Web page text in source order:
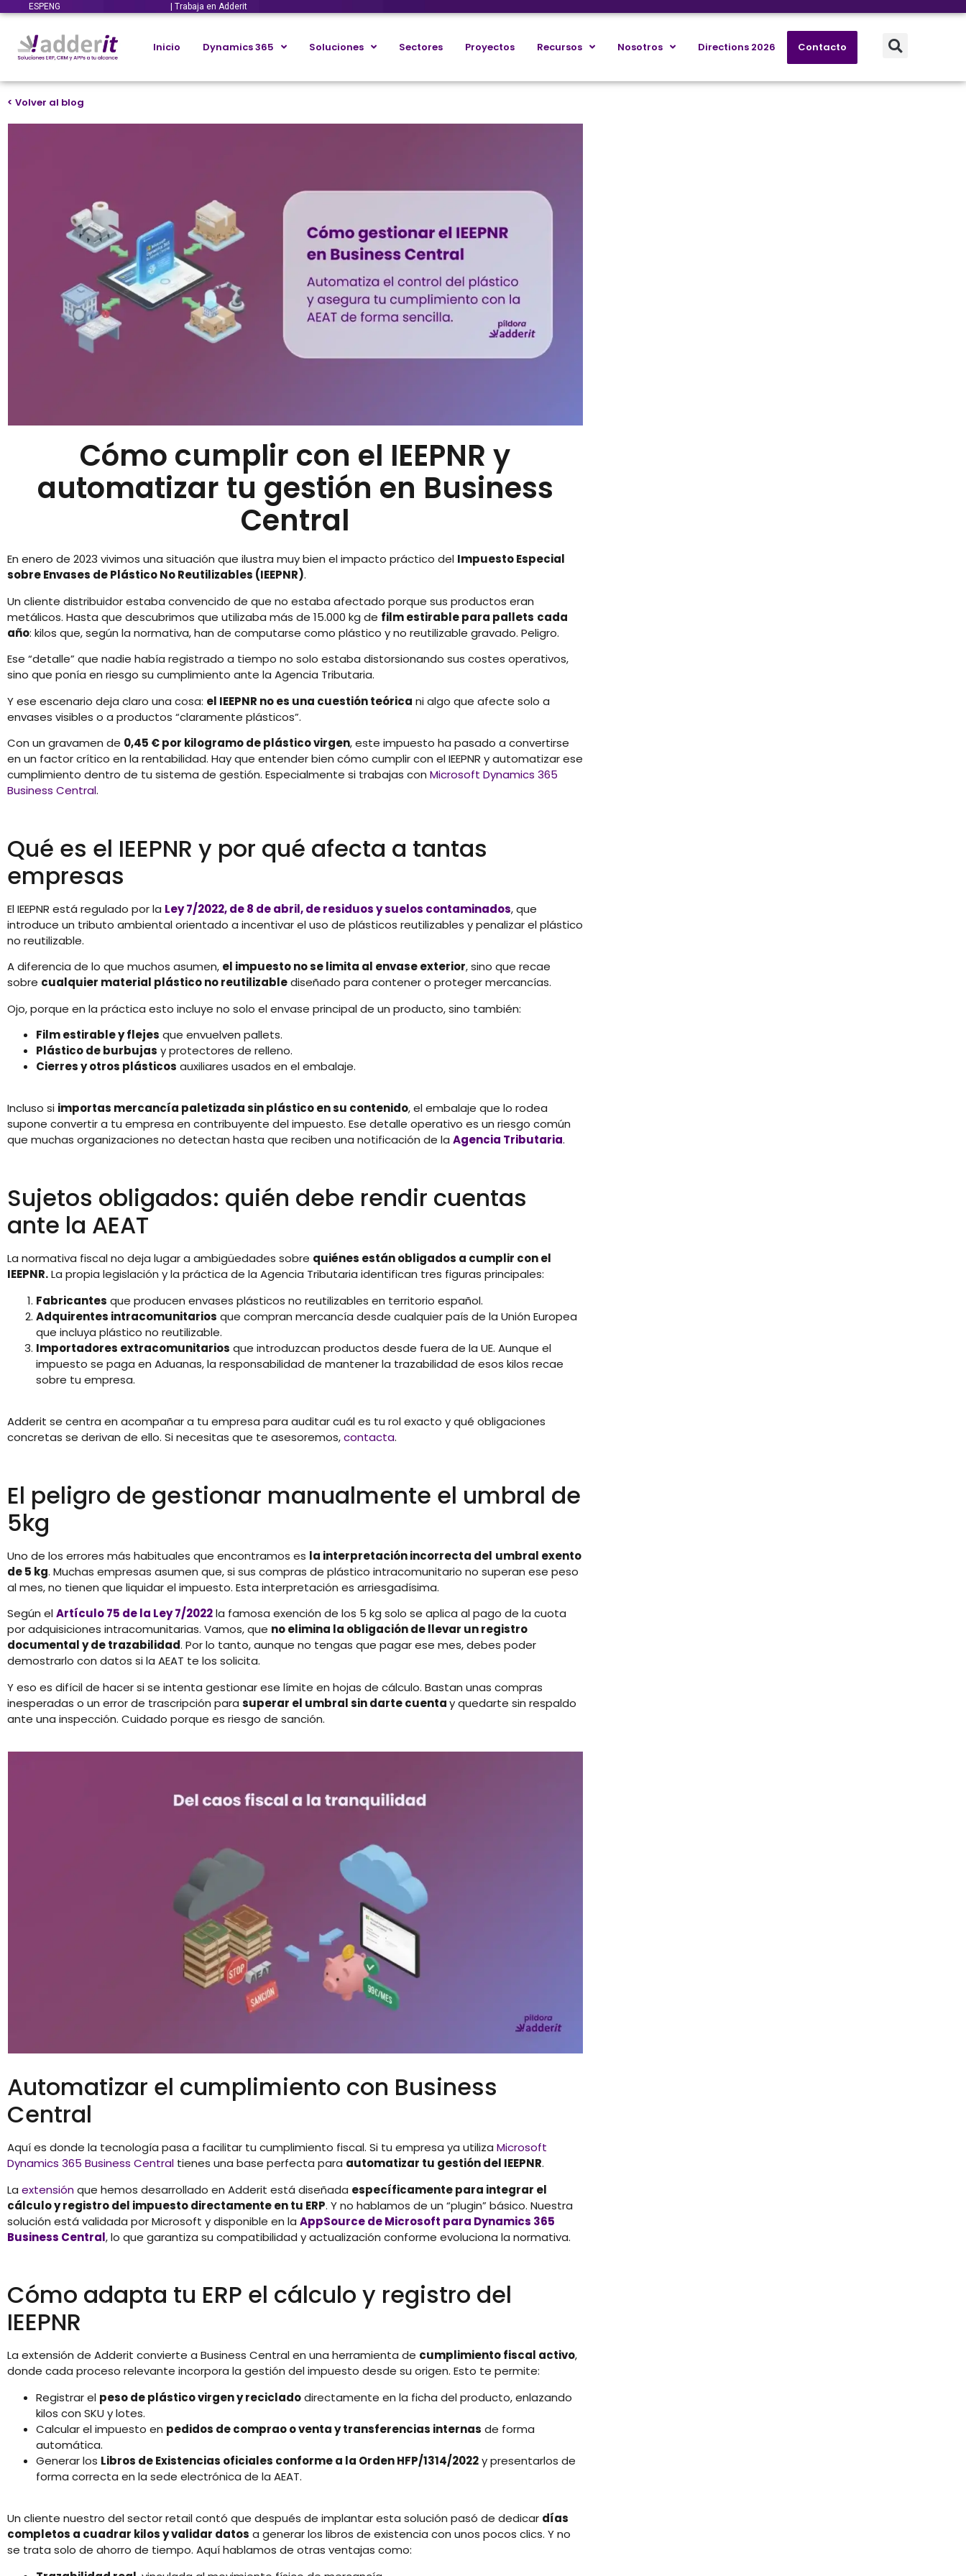
ESPENG | Trabaja en Adderit
Inicio Dynamics 365 Soluciones Sectores Proyectos Recursos Nosotros Directions 2026 Contacto
< Volver al blog
Cómo cumplir con el IEEPNR y
automatizar tu gestión en Business
Central
En enero de 2023 vivimos una situación que ilustra muy bien el impacto práctico del Impuesto Especial
sobre Envases de Plástico No Reutilizables (IEEPNR).
Un cliente distribuidor estaba convencido de que no estaba afectado porque sus productos eran
metálicos. Hasta que descubrimos que utilizaba más de 15.000 kg de film estirable para pallets cada
año: kilos que, según la normativa, han de computarse como plástico y no reutilizable gravado. Peligro.
Ese “detalle” que nadie había registrado a tiempo no solo estaba distorsionando sus costes operativos,
sino que ponía en riesgo su cumplimiento ante la Agencia Tributaria.
Y ese escenario deja claro una cosa: el IEEPNR no es una cuestión teórica ni algo que afecte solo a
envases visibles o a productos “claramente plásticos”.
Con un gravamen de 0,45 € por kilogramo de plástico virgen, este impuesto ha pasado a convertirse
en un factor crítico en la rentabilidad. Hay que entender bien cómo cumplir con el IEEPNR y automatizar ese
cumplimiento dentro de tu sistema de gestión. Especialmente si trabajas con Microsoft Dynamics 365
Business Central.
Qué es el IEEPNR y por qué afecta a tantas
empresas
El IEEPNR está regulado por la Ley 7/2022, de 8 de abril, de residuos y suelos contaminados, que
introduce un tributo ambiental orientado a incentivar el uso de plásticos reutilizables y penalizar el plástico
no reutilizable.
A diferencia de lo que muchos asumen, el impuesto no se limita al envase exterior, sino que recae
sobre cualquier material plástico no reutilizablediseñado para contener o proteger mercancías.
Ojo, porque en la práctica esto incluye no solo el envase principal de un producto, sino también:
Film estirable y flejes que envuelven pallets.
Plástico de burbujas y protectores de relleno.
Cierres y otros plásticos auxiliares usados en el embalaje.
Incluso si importas mercancía paletizada sin plástico en su contenido, el embalaje que lo rodea
supone convertir a tu empresa en contribuyente del impuesto. Ese detalle operativo es un riesgo común
que muchas organizaciones no detectan hasta que reciben una notificación de la Agencia Tributaria.
Sujetos obligados: quién debe rendir cuentas
ante la AEAT
La normativa fiscal no deja lugar a ambigüedades sobre quiénes están obligados a cumplir con el
IEEPNR.La propia legislación y la práctica de la Agencia Tributaria identifican tres figuras principales:
Fabricantes que producen envases plásticos no reutilizables en territorio español.
Adquirentes intracomunitarios que compran mercancía desde cualquier país de la Unión Europea
que incluya plástico no reutilizable.
Importadores extracomunitarios que introduzcan productos desde fuera de la UE. Aunque el
impuesto se paga en Aduanas, la responsabilidad de mantener la trazabilidad de esos kilos recae
sobre tu empresa.
Adderit se centra en acompañar a tu empresa para auditar cuál es tu rol exacto y qué obligaciones
concretas se derivan de ello. Si necesitas que te asesoremos,contacta.
El peligro de gestionar manualmente el umbral de
5kg
Uno de los errores más habituales que encontramos es la interpretación incorrecta del umbral exento
de 5 kg. Muchas empresas asumen que, si sus compras de plástico intracomunitario no superan ese peso
al mes, no tienen que liquidar el impuesto. Esta interpretación es arriesgadísima.
Según elArtículo 75 de la Ley 7/2022la famosa exención de los 5 kg solo se aplica al pago de la cuota
por adquisiciones intracomunitarias. Vamos, que no elimina la obligación de llevar un registro
documental y de trazabilidad. Por lo tanto, aunque no tengas que pagar ese mes, debes poder
demostrarlo con datos si la AEAT te los solicita.
Y eso es difícil de hacer si se intenta gestionar ese límite en hojas de cálculo. Bastan unas compras
inesperadas o un error de trascripción para superar el umbral sin darte cuentay quedarte sin respaldo
ante una inspección. Cuidado porque es riesgo de sanción.
Automatizar el cumplimiento con Business
Central
Aquí es donde la tecnología pasa a facilitar tu cumplimiento fiscal. Si tu empresa ya utiliza Microsoft
Dynamics 365 Business Central tienes una base perfecta para automatizar tu gestión del IEEPNR.
La extensiónque hemos desarrollado en Adderit está diseñada específicamente para integrar el
cálculo y registro del impuesto directamente en tu ERP. Y no hablamos de un “plugin” básico. Nuestra
solución está validada por Microsoft y disponible en la AppSource de Microsoft para Dynamics 365
Business Central, lo que garantiza su compatibilidad y actualización conforme evoluciona la normativa.
Cómo adapta tu ERP el cálculo y registro del
IEEPNR
La extensión de Adderit convierte a Business Central en una herramienta de cumplimiento fiscal activo,
donde cada proceso relevante incorpora la gestión del impuesto desde su origen. Esto te permite:
Registrar el peso de plástico virgen y recicladodirectamente en la ficha del producto, enlazando
kilos con SKU y lotes.
Calcular el impuesto en pedidos de comprao o venta y transferencias internas de forma
automática.
Generar los Libros de Existencias oficiales conforme a la Orden HFP/1314/2022y presentarlos de
forma correcta en la sede electrónica de la AEAT.
Un cliente nuestro del sector retail contó que después de implantar esta solución pasó de dedicar días
completos a cuadrar kilos y validar datos a generar los libros de existencia con unos pocos clics. Y no
se trata solo de ahorro de tiempo. Aquí hablamos de otras ventajas como: